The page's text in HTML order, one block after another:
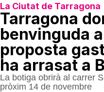
La Ciutat de Tarragona
Tarragona
benvinguda
proposta
ha arrasat a
La botiga obrirà al carrer
pròxim 14 de novembre